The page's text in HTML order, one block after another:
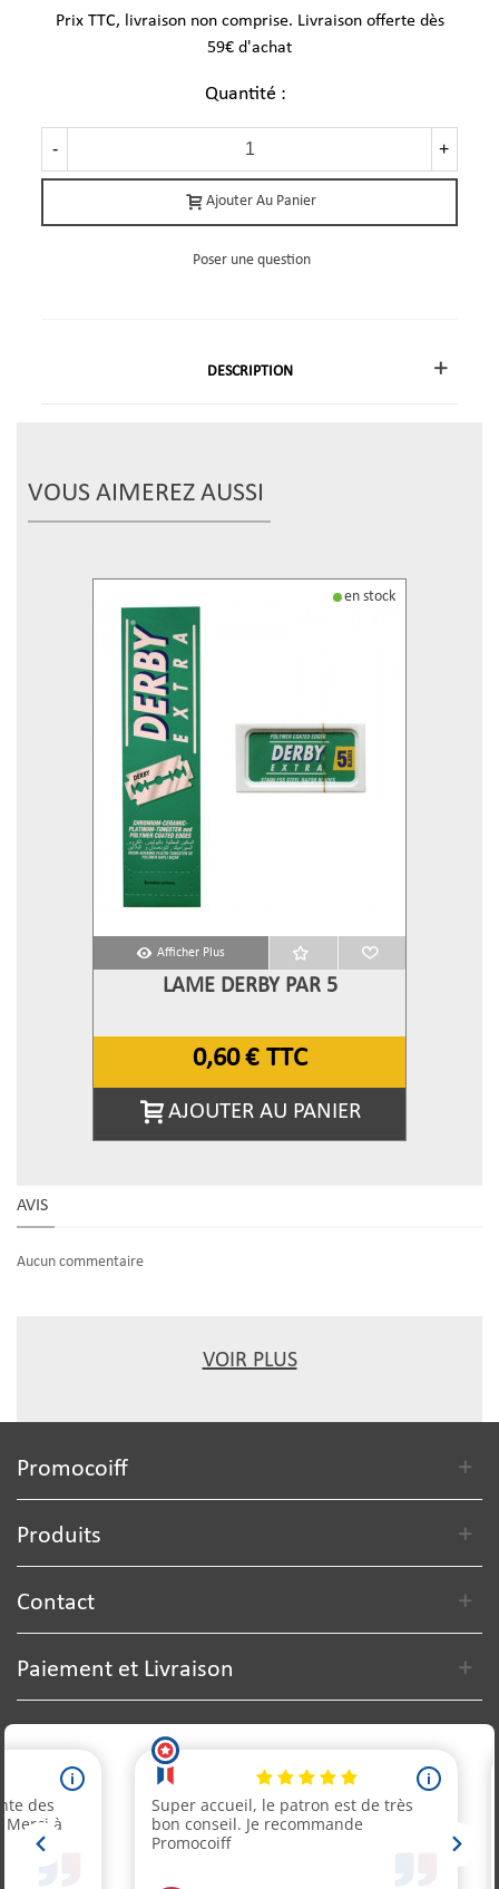
Prix TTC, livraison non comprise. Livraison offerte dès
59€ d'achat
Quantité :
- +
Ajouter Au Panier
Poser une question
DESCRIPTION
VOUS AIMEREZ AUSSI
en stock
Afficher Plus
LAME DERBY PAR 5
0,60 € TTC
AJOUTER AU PANIER
AVIS
Aucun commentaire
VOIR PLUS
Promocoiff
Produits
Contact
Paiement et Livraison